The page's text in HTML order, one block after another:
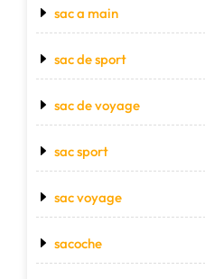
sac a main
sac de sport
sac de voyage
sac sport
sac voyage
sacoche